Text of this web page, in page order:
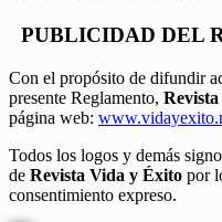
PUBLICIDAD DEL
Con el propósito de difundir
presente Reglamento,
página web:
Todos los logos y demás
de Revista Vida y Éxito por
consentimiento expreso.